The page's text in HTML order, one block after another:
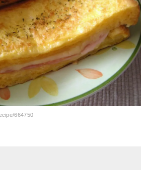
664750